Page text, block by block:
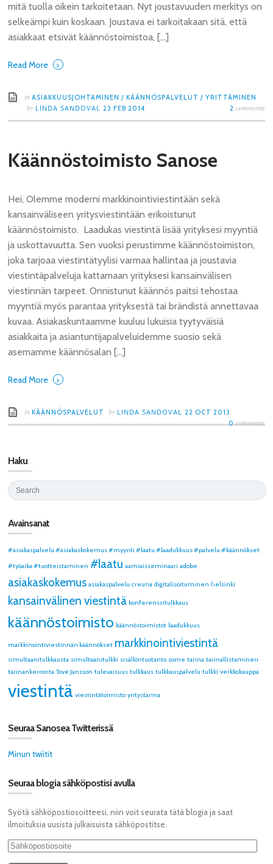
mitä tuolla oikein tarkoitetaan. Nyt joustavuuden merkitys on
selkeämpi kuin koskaan. Joustava ei tarkoitakaan sitä, että
asiakkaat etsivät käännöstoimistoa, […]
Read More ›
inASIAKKUUSJOHTAMINEN /KÄÄNNÖSPALVELUT /YRITTÄMINEN
by LINDA SANDOVAL23 FEB 2014 2 comments
Käännöstoimisto Sanose
Hei, Olemme moderni markkinointiviestintään sekä
kansainväliseen yritysviestintään erikoistunut
käännöstoimisto. Laadukas viestintä lisää yrityksesi myyntiä
ja uskottavuutta. Sen vuoksi perustimme käännöstoimiston,
joka tarjoaa viestintätyylisi varmaa hallintaa ja joustavia
viestintäpalveluja kattamaan yrityksesi kansainvälisen
viestinnän tarpeet. Onnistunut käännös paitsi tehostaa
myyntiä myös parantaa yrityksestä tai brändistä annettavaa
kuvaa. Asiakaskuntaamme kuuluu lukuisia tyytyväisiä
asiakkaita ja asiantuntijapalveluidemme suosio sekä
asemamme käännösalan […]
Read More ›
inKÄÄNNÖSPALVELUT by LINDA SANDOVAL22 OCT 2013
0comments
Haku
Avainsanat
#asiakaspalvelu #asiakaskokemus #myynti #laatu #laadukkuus #palvelu #käännökset
#työaika #tuotteistaminen #laatu aamiaisseminaari adobe
asiakaskokemus asiakaspalvelu creuna digitalisoituminen helsinki
kansainvälinen viestintä konferenssitulkkaus
käännöstoimisto käännöstoimistot laadukkuus
markkinointiviestinnän käännökset markkinointiviestintä
simultaanitulkkausta simultaanitulkki sisällöntuotanto some tarina tarinallistaminen
tarinankerronta Tove Jansson tulevaisuus tulkkaus tulkkauspalvelu tulkki verkkokauppa
viestintä viestintätoimisto yritystarina
Seuraa Sanosea Twitterissä
Minun twiitit
Seuraa blogia sähköpostisi avulla
Syötä sähköpostiosoitteesi, niin voit seurata tätä blogia ja saat
ilmoituksia uusista julkaisuista sähköpostitse.
Sähköpostiosoite